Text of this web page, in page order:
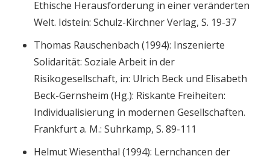
Ethische Herausforderung in einer veränderten
Welt. Idstein: Schulz-Kirchner Verlag, S. 19-37
Thomas Rauschenbach (1994): Inszenierte
Solidarität: Soziale Arbeit in der
Risikogesellschaft, in: Ulrich Beck und Elisabeth
Beck-Gernsheim (Hg.): Riskante Freiheiten:
Individualisierung in modernen Gesellschaften.
Frankfurt a. M.: Suhrkamp, S. 89-111
Helmut Wiesenthal (1994): Lernchancen der